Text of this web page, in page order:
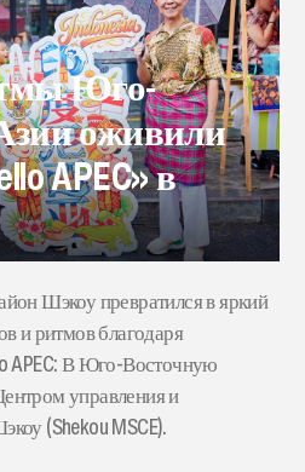
Юго-
оживили
APEC» в
Шэкоу превратился в яркий
и ритмов благодаря
APEC: В Юго-Восточную
управления и
(Shekou MSCE).